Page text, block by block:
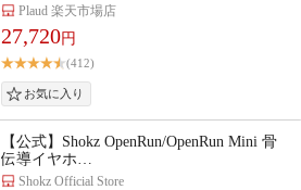
Plaud 楽天市場店
27,720円
(412)
【公式】Shokz OpenRun/OpenRun Mini 骨
伝導イヤホ…
Shokz Official Store